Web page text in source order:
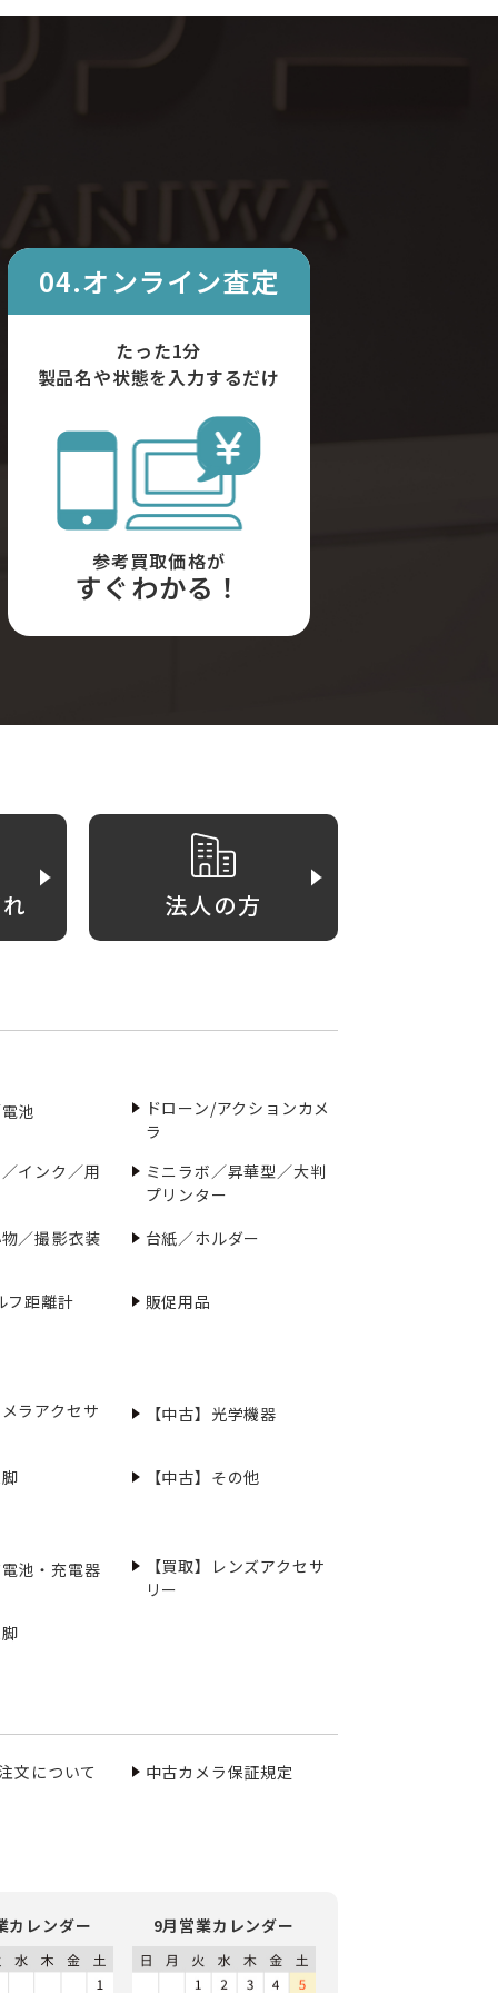
04.オンライン査定
たった1分
製品名や状態を入力するだけ
参考買取価格が
すぐわかる！
法人の方
池
ドローン/アクションカメ
ラ
インク／用
ミニラボ／昇華型／大判
プリンター
／撮影衣装
台紙／ホルダー
フ距離計 販促用品
ラアクセサ 【中古】光学機器
【中古】その他
池・充電器
【買取】レンズアクセサ
リー
文について 中古カメラ保証規定
カレンダー 9月営業カレンダー